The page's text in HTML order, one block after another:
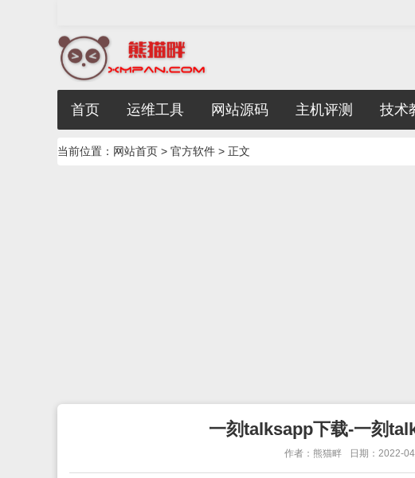
首页 运维工具 网站源码 主机评测 技术
当前位置： 网站首页 > 官方软件 > 正文
一刻talksapp下载-一刻
作者：熊猫畔 日期：2022-